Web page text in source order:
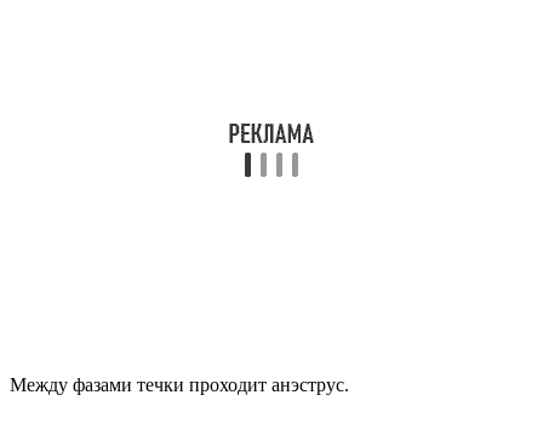
Между фазами течки проходит анэструс.